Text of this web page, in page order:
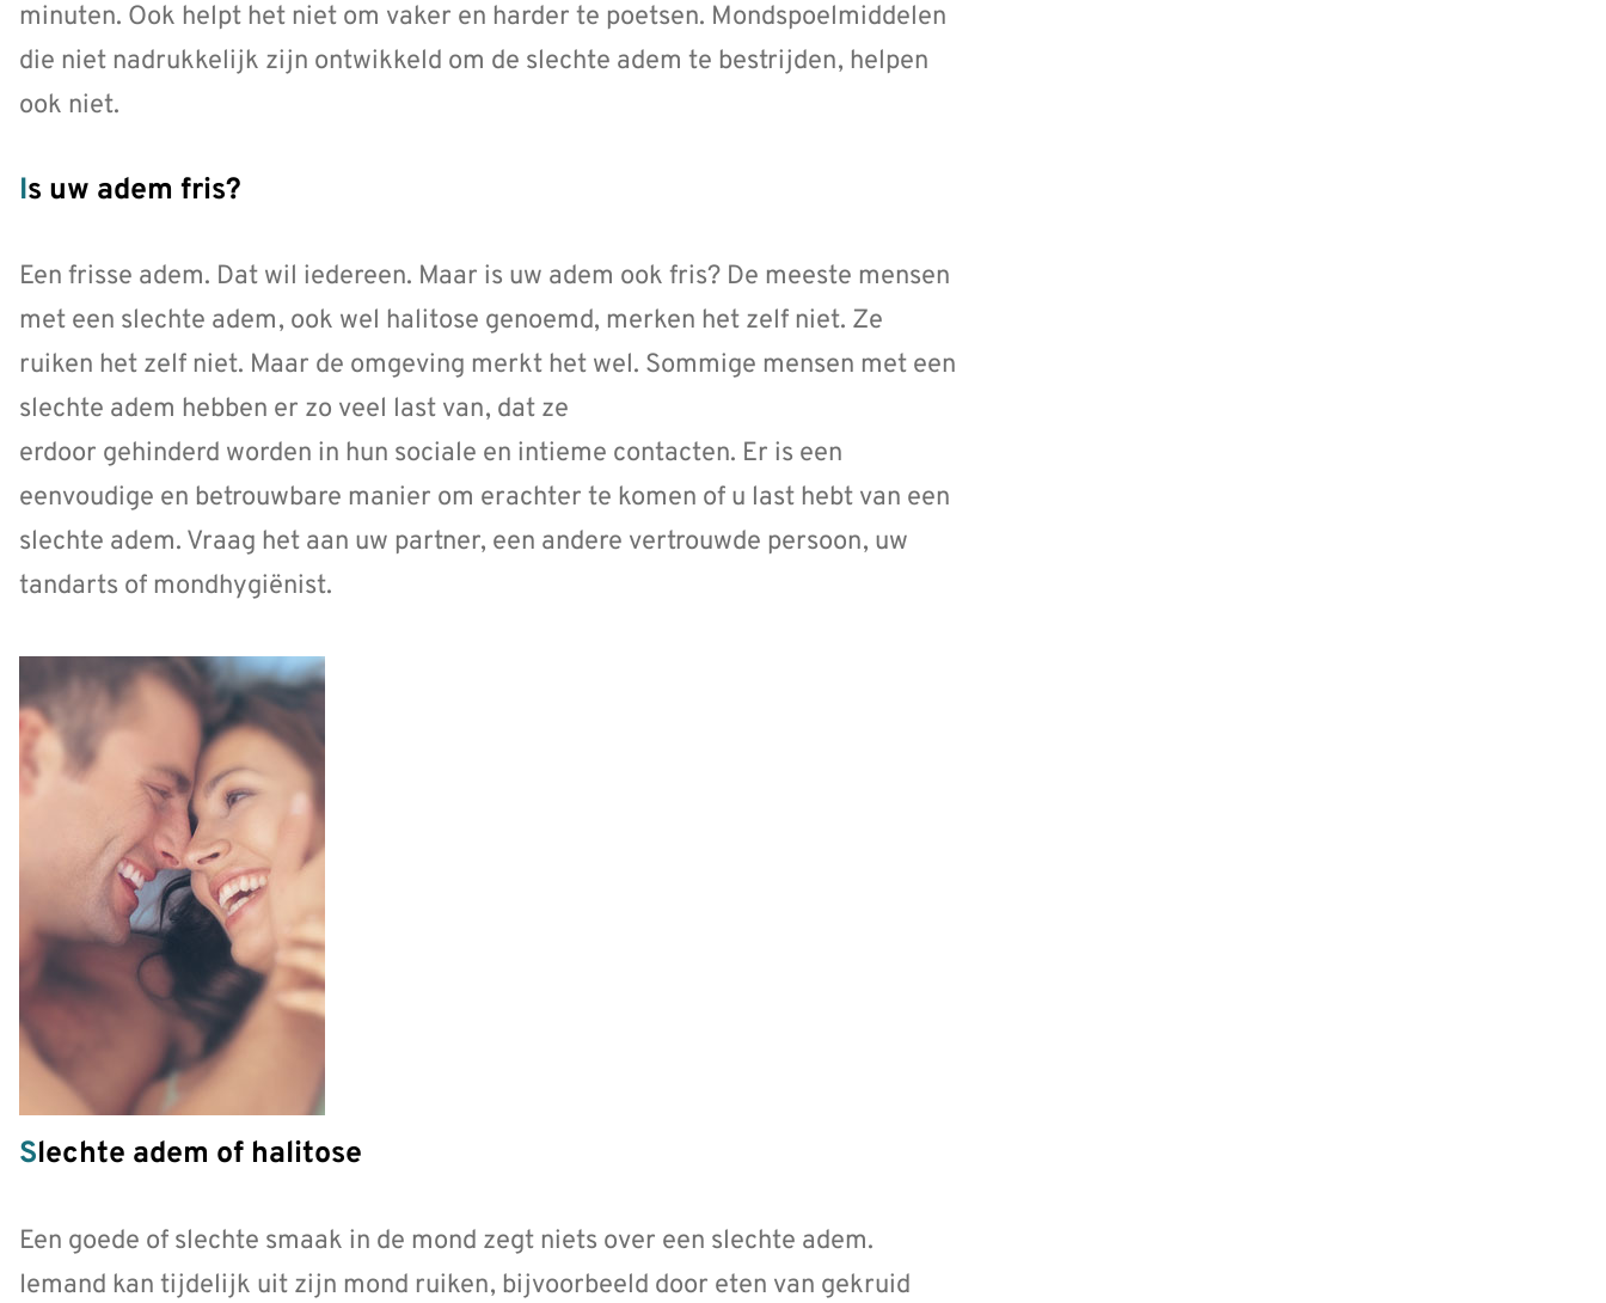
minuten. Ook helpt het niet om vaker en harder te poetsen. Mondspoelmiddelen
die niet nadrukkelijk zijn ontwikkeld om de slechte adem te bestrijden, helpen
ook niet.
Is uw adem fris?
Een frisse adem. Dat wil iedereen. Maar is uw adem ook fris? De meeste mensen
met een slechte adem, ook wel halitose genoemd, merken het zelf niet. Ze
ruiken het zelf niet. Maar de omgeving merkt het wel. Sommige mensen met een
slechte adem hebben er zo veel last van, dat ze
erdoor gehinderd worden in hun sociale en intieme contacten. Er is een
eenvoudige en betrouwbare manier om erachter te komen of u last hebt van een
slechte adem. Vraag het aan uw partner, een andere vertrouwde persoon, uw
tandarts of mondhygiënist.
Slechte adem of halitose
Een goede of slechte smaak in de mond zegt niets over een slechte adem.
Iemand kan tijdelijk uit zijn mond ruiken, bijvoorbeeld door eten van gekruid